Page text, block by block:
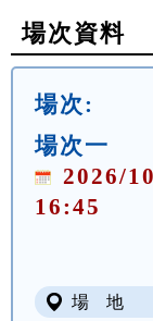
場次資料
場次:
場次一
2026/
16:45
場 地